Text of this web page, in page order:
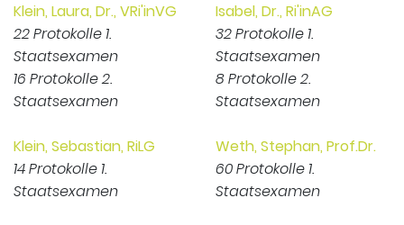
Klein, Laura, Dr., VRi'inVG
22 Protokolle 1.
Staatsexamen
16 Protokolle 2.
Staatsexamen
Klein, Sebastian, RiLG
14 Protokolle 1.
Staatsexamen
Isabel, Dr., Ri'inAG
32 Protokolle 1.
Staatsexamen
8 Protokolle 2.
Staatsexamen
Weth, Stephan, Prof.Dr.
60 Protokolle 1.
Staatsexamen